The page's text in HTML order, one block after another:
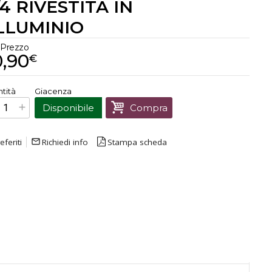
RIVESTITA IN
Prezzo
€
Prezzo finale:€20,90
Giacenza
Disponibile Compra
mail_outline Richiedi info Stampa scheda